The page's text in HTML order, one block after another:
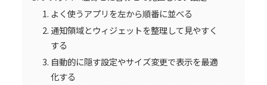
よく使うアプリを左から順番に並べる
通知領域とウィジェットを整理して見やすく
する
自動的に隠す設定やサイズ変更で表示を最適
化する